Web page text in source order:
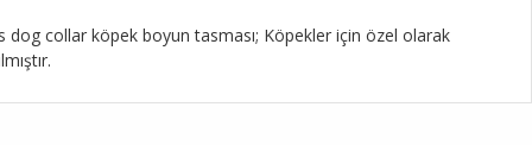
dog collar köpek boyun tasması; Köpekler için özel olarak